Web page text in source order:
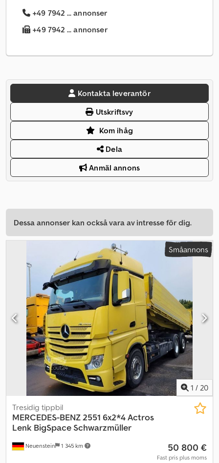
+49 7942 ... annonser
+49 7942 ... annonser
Kontakta leverantör
Utskriftsvy
Kom ihåg
Dela
Anmäl annons
Dessa annonser kan också vara av intresse för dig.
Småannons
1 / 20
Neuenstein 1 345 km
Tresidig tippbil
MERCEDES-BENZ2551 6x2*4 Actros
Lenk BigSpace Schwarzmüller
50 800 €
Fast pris plus moms